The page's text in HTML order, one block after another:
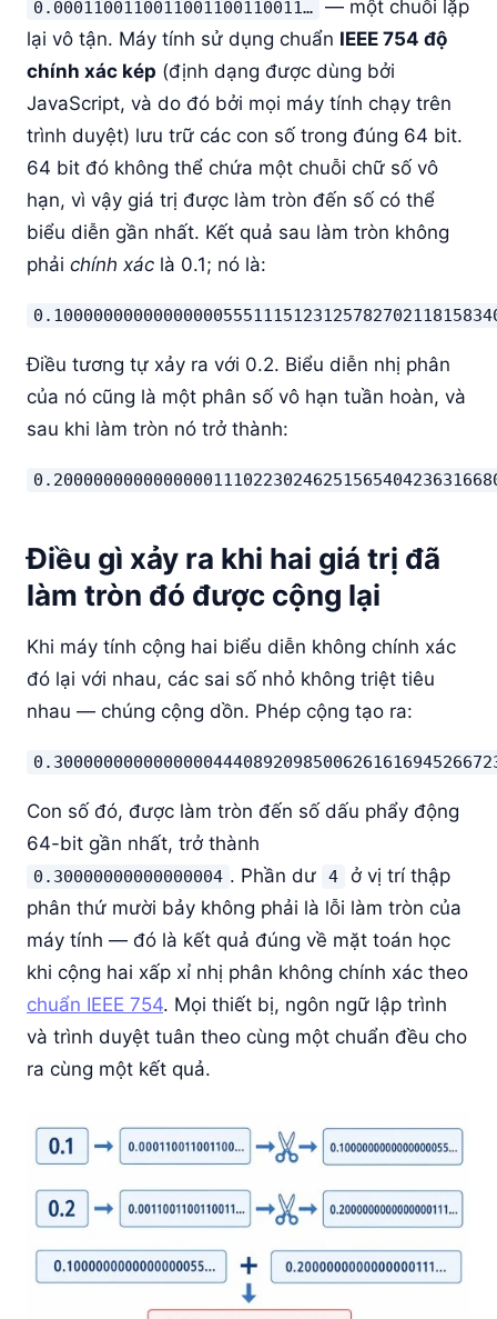
0.0001100110011001100110011…
— một chuỗi lặp
lại vô tận. Máy tính sử dụng chuẩn IEEE 754 độ
chính xác kép (định dạng được dùng bởi
JavaScript, và do đó bởi mọi máy tính chạy trên
trình duyệt) lưu trữ các con số trong đúng 64 bit.
64 bit đó không thể chứa một chuỗi chữ số vô
hạn, vì vậy giá trị được làm tròn đến số có thể
biểu diễn gần nhất. Kết quả sau làm tròn không
phải chính xác là 0.1; nó là:
Điều tương tự xảy ra với 0.2. Biểu diễn nhị phân
của nó cũng là một phân số vô hạn tuần hoàn, và
sau khi làm tròn nó trở thành:
Điều gì xảy ra khi hai giá trị đã
làm tròn đó được cộng lại
Khi máy tính cộng hai biểu diễn không chính xác
đó lại với nhau, các sai số nhỏ không triệt tiêu
nhau — chúng cộng dồn. Phép cộng tạo ra:
Con số đó, được làm tròn đến số dấu phẩy động
64-bit gần nhất, trở thành
0.30000000000000004 . Phần dư 4
ở vị trí thập
phân thứ mười bảy không phải là lỗi làm tròn của
máy tính — đó là kết quả đúng về mặt toán học
khi cộng hai xấp xỉ nhị phân không chính xác theo
chuẩn IEEE 754. Mọi thiết bị, ngôn ngữ lập trình
và trình duyệt tuân theo cùng một chuẩn đều cho
ra cùng một kết quả.